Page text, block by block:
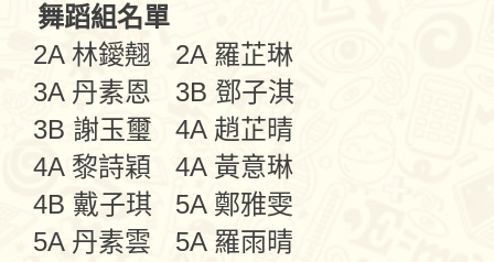
舞蹈組名單
2A 林鑀翹 2A 羅芷琳
3A 丹素恩
3B 鄧子淇
3B 謝玉璽 4A 趙芷晴
4A 黎詩穎 4A 黃意琳
4B 戴子琪 5A 鄭雅雯
5A 丹素雲 5A 羅雨晴